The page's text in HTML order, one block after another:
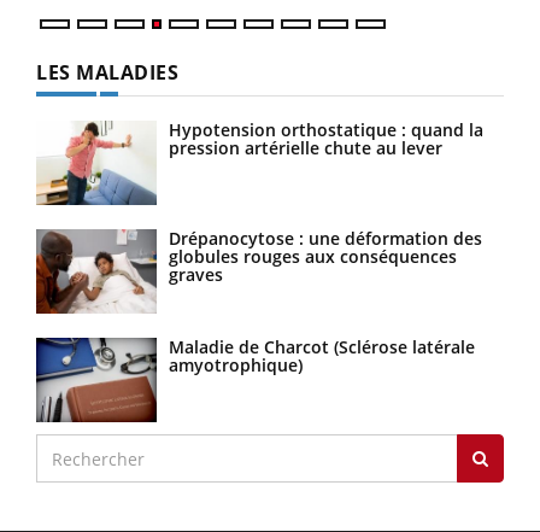
LES MALADIES
Hypotension orthostatique : quand la
pression artérielle chute au lever
Drépanocytose : une déformation des
globules rouges aux conséquences
graves
Maladie de Charcot (Sclérose latérale
amyotrophique)